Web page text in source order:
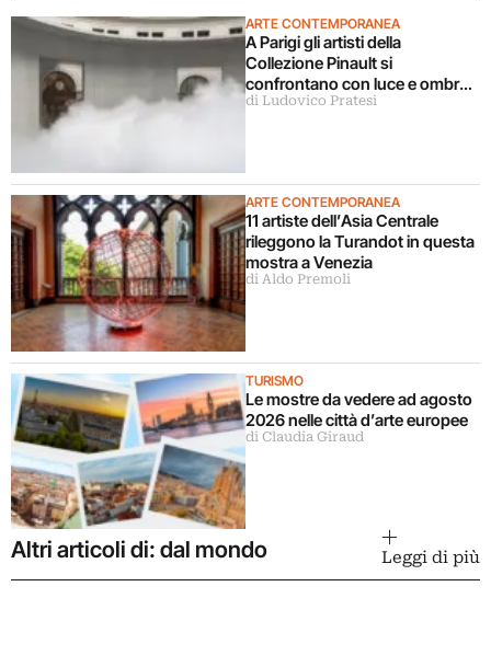
ARTE CONTEMPORANEA
A Parigi gli artisti della
Collezione Pinault si
confrontano con luce e ombra
in una grande mostra
di Ludovico Pratesi
ARTE CONTEMPORANEA
11 artiste dell’Asia Centrale
rileggono la Turandot in questa
mostra a Venezia
di Aldo Premoli
TURISMO
Le mostre da vedere ad agosto
2026 nelle città d’arte europee
di Claudia Giraud
Altri articoli di: dal mondo Leggi di più